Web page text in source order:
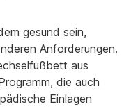
gesund sein,
Anforderungen.
aus
die auch
Einlagen